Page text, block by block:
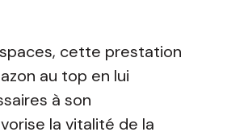
cette prestation
au top en lui
à son
la vitalité de la